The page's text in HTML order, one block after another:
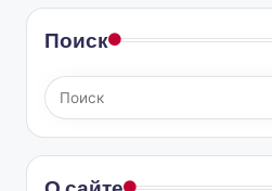
Поиск